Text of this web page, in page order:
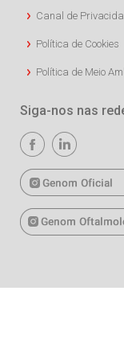
Canal de
Política de Cookies
Política de Meio
Siga-nos nas